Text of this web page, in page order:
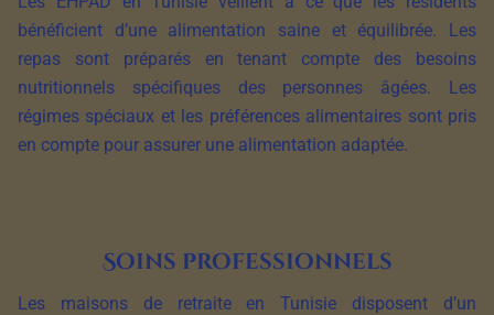
bénéficient d’une alimentation saine et équilibrée. Les
repas sont préparés en tenant compte des besoins
nutritionnels spécifiques des personnes âgées. Les
régimes spéciaux et les préférences alimentaires sont pris
en compte pour assurer une alimentation adaptée.
Soins professionnels
Les maisons de retraite en Tunisie disposent d’un